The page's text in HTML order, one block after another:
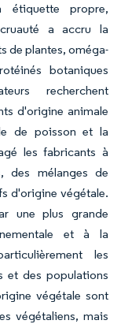
étiquette propre,
a accru la
de plantes, oméga-
botaniques
recherchent
d'origine animale
de poisson et la
les fabricants à
des mélanges de
d'origine végétale.
une plus grande
et à la
les
et des populations
végétale sont
végétaliens, mais